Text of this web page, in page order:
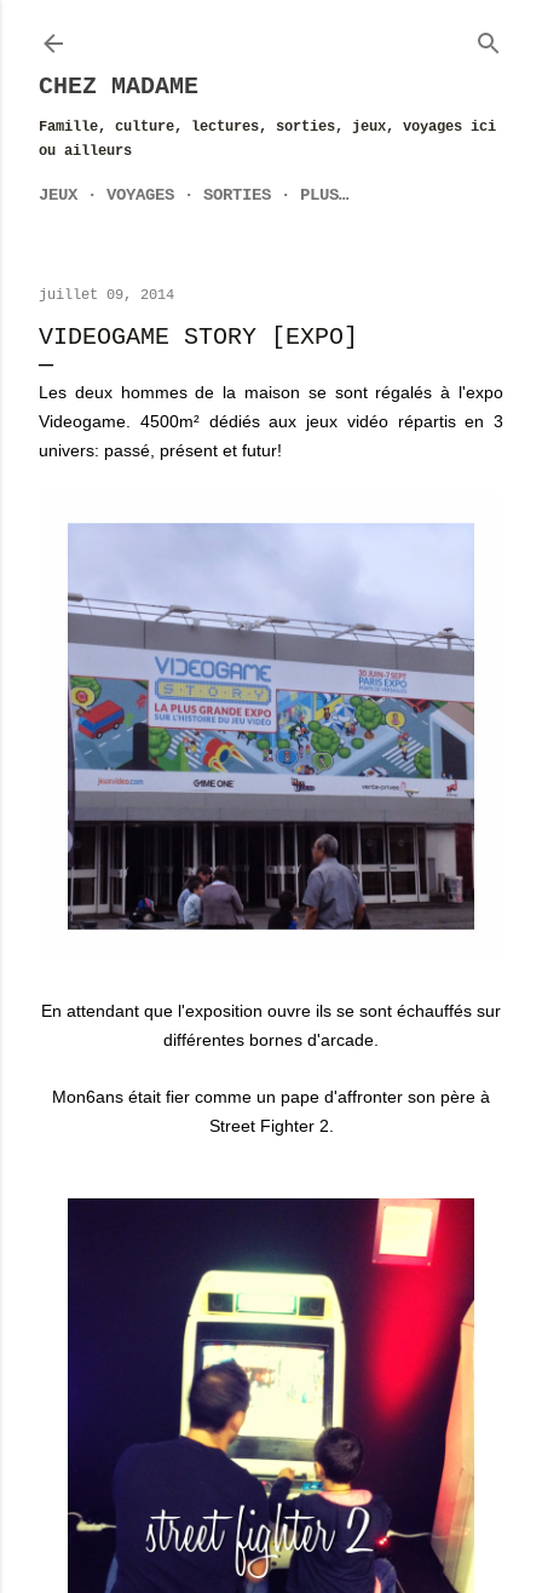
CHEZ MADAME
Famille, culture, lectures, sorties, jeux, voyages ici
ou ailleurs
JEUX VOYAGES SORTIES PLUS…
juillet 09, 2014
VIDEOGAME STORY [EXPO]
Les deux hommes de la maison se sont régalés à l'expo
Videogame. 4500m² dédiés aux jeux vidéo répartis en 3
univers: passé, présent et futur!
En attendant que l'exposition ouvre ils se sont échauffés sur
différentes bornes d'arcade.
Mon6ans était fier comme un pape d'affronter son père à
Street Fighter 2.